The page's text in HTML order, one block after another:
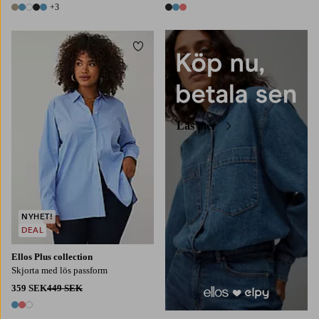
8 färger
+3
3 färger
Ellos Plus collection
Skjorta med lös passform
359 SEK449 SEK
3 färger
NYHET!
DEAL
Lägg till i favoriter
3XL4XL
Läs mer